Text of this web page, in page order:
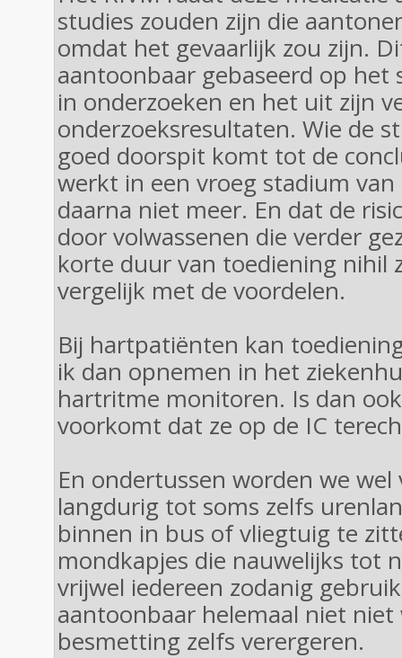
studies zouden zijn die
omdat het gevaarlijk zou zijn.
aantoonbaar gebaseerd op het
in onderzoeken en het uit zijn
onderzoeksresultaten. Wie de
goed doorspit komt tot de
werkt in een vroeg stadium
daarna niet meer. En dat de
door volwassenen die verder
korte duur van toediening nihil
vergelijk met de voordelen.
Bij hartpatiënten kan
ik dan opnemen in het
hartritme monitoren. Is dan
voorkomt dat ze op de IC
En ondertussen worden we
langdurig tot soms zelfs
binnen in bus of vliegtuig te
mondkapjes die nauwelijks tot
vrijwel iedereen zodanig
aantoonbaar helemaal niet niet
besmetting zelfs verergeren.